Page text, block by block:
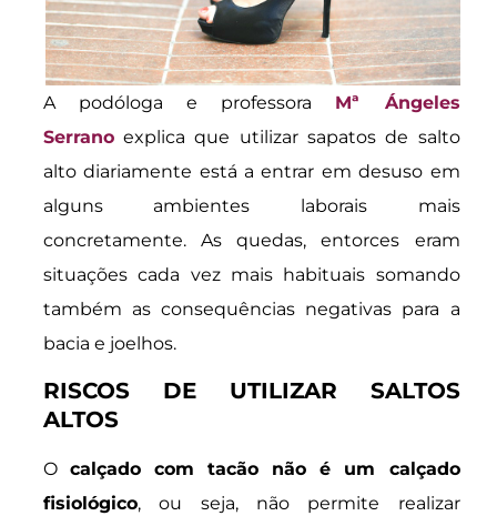
A podóloga e professora Mª Ángeles
Serranoexplica que utilizar sapatos de salto
alto diariamente está a entrar em desuso em
alguns ambientes laborais mais
concretamente. As quedas, entorces eram
situações cada vez mais habituais somando
também as consequências negativas para a
bacia e joelhos.
RISCOS DE UTILIZAR SALTOS
ALTOS
Ocalçado com tacão não é um calçado
fisiológico, ou seja, não permite realizar